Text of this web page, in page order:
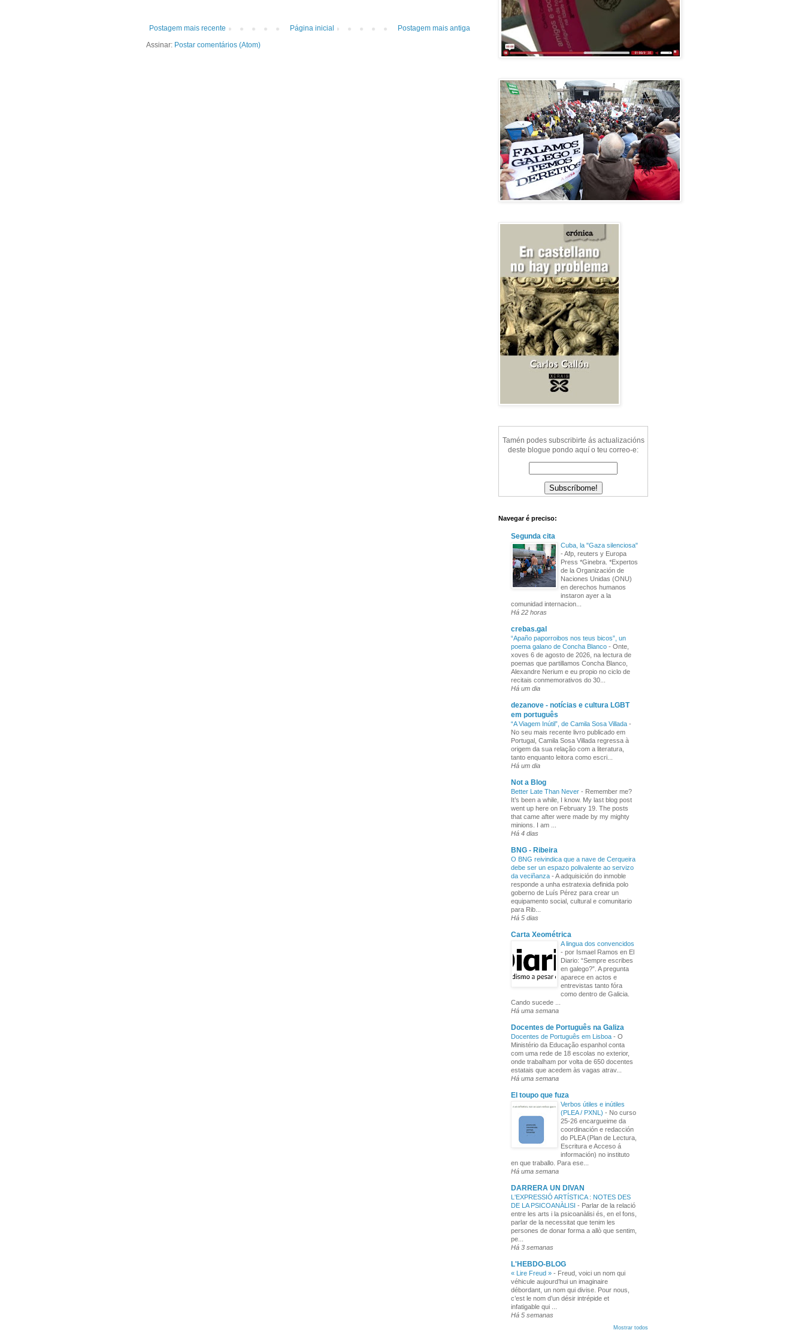
Postagem mais recente Postagem mais antiga
Página inicial
Assinar: Postar comentários (Atom)
Tamén podes subscribirte ás actualizacións
deste blogue pondo aquí o teu correo-e:
Navegar é preciso:
Segunda cita
Cuba, la "Gaza silenciosa"
- Afp, reuters y Europa
Press *Ginebra. *Expertos
de la Organización de
Naciones Unidas (ONU)
en derechos humanos
instaron ayer a la
comunidad internacion...
Há 22 horas
crebas.gal
“Apaño paporroibos nos teus bicos”, un
poema galano de Concha Blanco - Onte,
xoves 6 de agosto de 2026, na lectura de
poemas que partillamos Concha Blanco,
Alexandre Nerium e eu propio no ciclo de
recitais conmemorativos do 30...
Há um dia
dezanove - notícias e cultura LGBT
em português
“A Viagem Inútil”, de Camila Sosa Villada -
No seu mais recente livro publicado em
Portugal, Camila Sosa Villada regressa à
origem da sua relação com a literatura,
tanto enquanto leitora como escri...
Há um dia
Not a Blog
Better Late Than Never - Remember me?
It’s been a while, I know. My last blog post
went up here on February 19. The posts
that came after were made by my mighty
minions. I am ...
Há 4 dias
BNG - Ribeira
O BNG reivindica que a nave de Cerqueira
debe ser un espazo polivalente ao servizo
da veciñanza - A adquisición do inmoble
responde a unha estratexia definida polo
goberno de Luís Pérez para crear un
equipamento social, cultural e comunitario
para Rib...
Há 5 dias
Carta Xeométrica
A lingua dos convencidos
- por Ismael Ramos en El
Diario: “Sempre escribes
en galego?”. A pregunta
aparece en actos e
entrevistas tanto fóra
como dentro de Galicia.
Cando sucede ...
Há uma semana
Docentes de Português na Galiza
Docentes de Português em Lisboa - O
Ministério da Educação espanhol conta
com uma rede de 18 escolas no exterior,
onde trabalham por volta de 650 docentes
estatais que acedem às vagas atrav...
Há uma semana
El toupo que fuza
Verbos útiles e inútiles
(PLEA / PXNL) - No curso
25-26 encargueime da
coordinación e redacción
do PLEA (Plan de Lectura,
Escritura e Acceso á
información) no instituto
en que traballo. Para ese...
Há uma semana
DARRERA UN DIVAN
L'EXPRESSIÓ ARTÍSTICA : NOTES DES
DE LA PSICOANÀLISI - Parlar de la relació
entre les arts i la psicoanàlisi és, en el fons,
parlar de la necessitat que tenim les
persones de donar forma a allò que sentim,
pe...
Há 3 semanas
L'HEBDO-BLOG
« Lire Freud » - Freud, voici un nom qui
véhicule aujourd’hui un imaginaire
débordant, un nom qui divise. Pour nous,
c’est le nom d’un désir intrépide et
infatigable qui ...
Há 5 semanas
Mostrar todos